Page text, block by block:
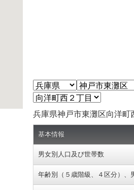
兵庫県神戸市東灘区向洋町
基本情報
男女別人口及び世帯数
年齢別（５歳階級、４区分）、